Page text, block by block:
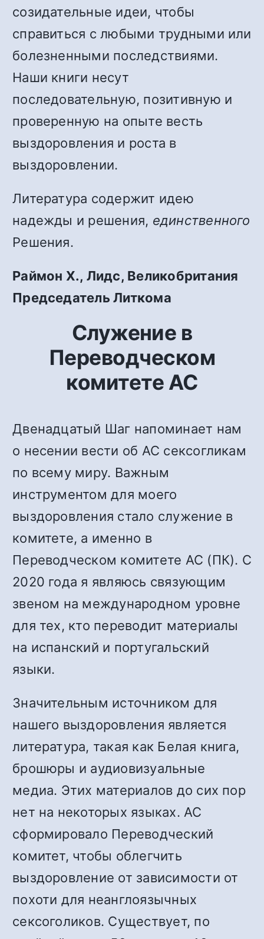
созидательные идеи, чтобы
справиться с любыми трудными или
болезненными последствиями.
Наши книги несут
последовательную, позитивную и
проверенную на опыте весть
выздоровления и роста в
выздоровлении.
Литература содержит идею
надежды и решения, единственного
Решения.
Раймон Х., Лидс, Великобритания
Председатель Литкома
Служение в
Переводческом
комитете АС
Двенадцатый Шаг напоминает нам
о несении вести об АС сексогликам
по всему миру. Важным
инструментом для моего
выздоровления стало служение в
комитете, а именно в
Переводческом комитете АС (ПК). С
2020 года я являюсь связующим
звеном на международном уровне
для тех, кто переводит материалы
на испанский и португальский
языки.
Значительным источником для
нашего выздоровления является
литература, такая как Белая книга,
брошюры и аудиовизуальные
медиа. Этих материалов до сих пор
нет на некоторых языках. АС
сформировало Переводческий
комитет, чтобы облегчить
выздоровление от зависимости от
похоти для неанглоязычных
сексоголиков. Существует, по